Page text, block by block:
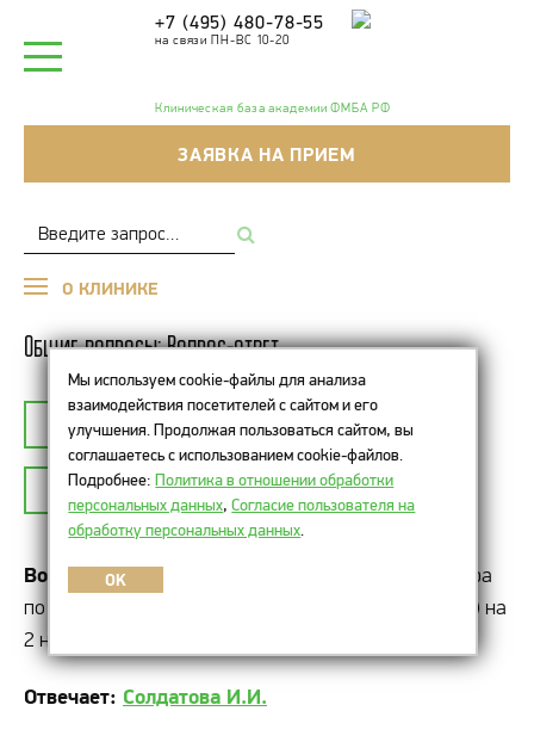
+7 (495) 480-78-55
на связи ПН-ВС 10-20
Клиническая база академии ФМБА РФ
ЗАЯВКА НА ПРИЕМ
О КЛИНИКЕ
Общие вопросы: Вопрос-ответ
К СПИСКУ ТЕМ ОБЩИЕ ВОПРОСЫ
ЗАДАТЬ ВОПРОС
Вопрос: Сколько в среднем будет стоить процедура
по удалению нежелательных волос (фотоэпиляция) на
2 ногах выше колен (от колен до живота)?
Отвечает: Солдатова И.И.
Мы используем cookie-файлы для анализа
взаимодействия посетителей с сайтом и его
улучшения. Продолжая пользоваться сайтом, вы
соглашаетесь с использованием cookie-файлов.
Подробнее:Политика в отношении обработки
персональных данных,Согласие пользователя на
обработку персональных данных
OK